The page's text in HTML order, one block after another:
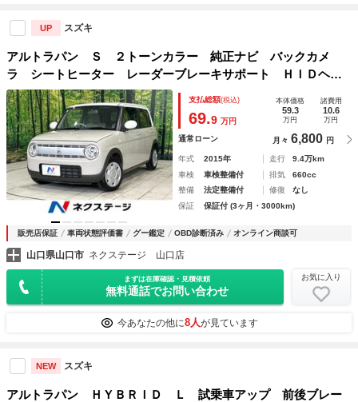
UP スズキ
アルトラパン Ｓ ２トーンカラー 純正ナビ バックカメ
ラ シートヒーター レーダーブレーキサポート ＨＩＤヘッ
ドライト スマートキー ＥＴＣ Ｂｌｕｅｔｏｏｔｈ アイ
ドリングストップ 禁煙車 ワンオーナー
支払総額(税込)
69.9 万円
本体価格
59.3
万円
諸費用
10.6
万円
通常ローン 月々 6,800 円
年式 2015年 走行
9.4万km
車検
車検整備付 排気
660cc
整備
法定整備付 修復
なし
保証
保証付 (3ヶ月・3000km)
販売店保証 車両状態評価書 グー鑑定 OBD診断済み オンライン商談可
山口県山口市 ネクステージ 山口店
まずは在庫確認・見積依頼
無料通話でお問い合わせ
お気に入り
今あなたの他に8人が見ています
NEW スズキ
アルトラパン ＨＹＢＲＩＤ Ｌ 試乗車アップ 前後ブレー